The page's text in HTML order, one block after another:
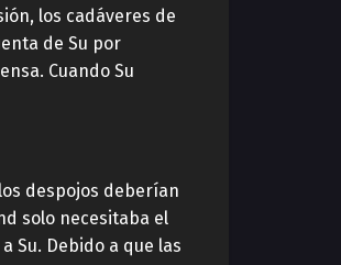
los cadáveres de
de Su por
Cuando Su
despojos deberían
solo necesitaba el
Su. Debido a que las